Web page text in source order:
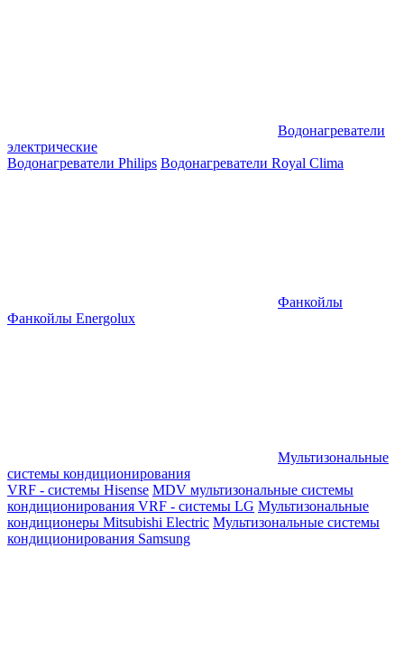
Водонагреватели
электрические
Водонагреватели Philips Водонагреватели Royal Clima
Фанкойлы
Фанкойлы Energolux
Мультизональные
системы кондиционирования
VRF - системы Hisense MDV мультизональные системы
кондиционирования VRF - системы LG Мультизональные
кондиционеры Mitsubishi Electric Мультизональные системы
кондиционирования Samsung